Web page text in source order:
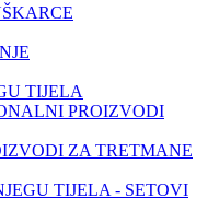
TIJELA
PROIZVODI
ZA TRETMANE
TIJELA - SETOVI